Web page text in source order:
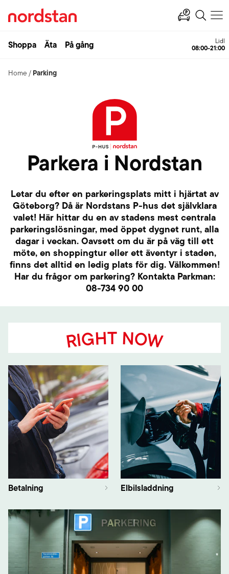
Shoppa Äta På gång Ahlsell
Open
Home / Parking
Parkera i Nordstan
Letar du efter en parkeringsplats mitt i hjärtat av
Göteborg? Då är Nordstans P-hus det självklara
valet! Här hittar du en av stadens mest centrala
parkeringslösningar, med öppet dygnet runt, alla
dagar i veckan. Oavsett om du är på väg till ett
möte, en shoppingtur eller ett äventyr i staden,
finns det alltid en ledig plats för dig. Välkommen!
Har du frågor om parkering? Kontakta Parkman:
08-734 90 00
RIGHT NOW
22:00-06:00
5 kr/h
Available
962
Betalning Elbilsladdning